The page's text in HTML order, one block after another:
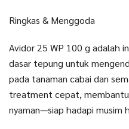
Ringkas & Menggoda
Avidor 25 WP 100 g adalah
dasar tepung untuk
pada tanaman cabai dan
treatment cepat,
nyaman—siap hadapi musim